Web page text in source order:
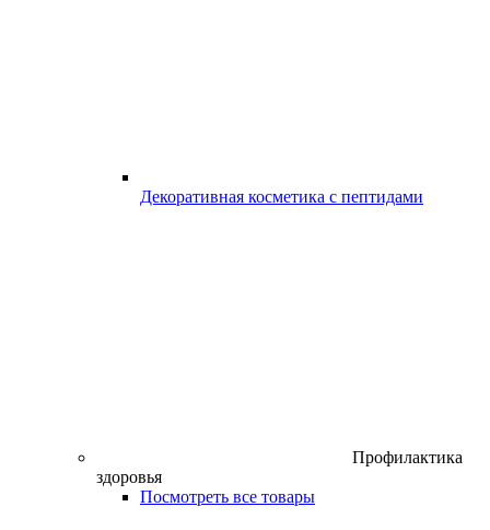
Декоративная косметика с пептидами
Профилактика
здоровья
Посмотреть все товары